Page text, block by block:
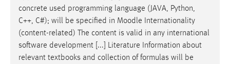
concrete used programming language (JAVA, Python,
C++, C#); will be specified in Moodle Internationality
(content-related) The content is valid in any international
software development [...] Literature Information about
relevant textbooks and collection of formulas will be
Name:
chat-frame-style-5e9dbeb1811c0446
Zweck: